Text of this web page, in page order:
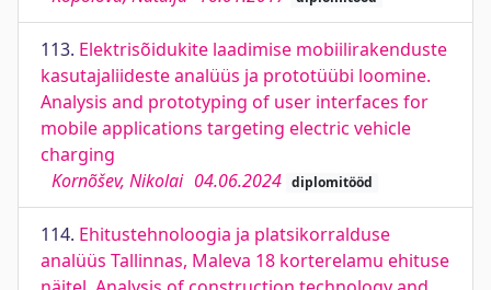
113. Elektrisõidukite laadimise mobiilirakenduste
kasutajaliideste analüüs ja prototüübi loomine.
Analysis and prototyping of user interfaces for
mobile applications targeting electric vehicle
charging
Kornõšev, Nikolai 04.06.2024 diplomitööd
114. Ehitustehnoloogia ja platsikorralduse
analüüs Tallinnas, Maleva 18 korterelamu ehituse